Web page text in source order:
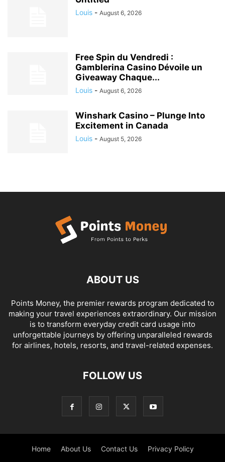
Louis - August 6, 2026
Free Spin du Vendredi :
Gamblerina Casino Dévoile un
Giveaway Chaque...
Louis - August 6, 2026
Winshark Casino – Plunge Into
Excitement in Canada
Louis - August 5, 2026
ABOUT US
Points Money, the premier rewards program dedicated to
making your travel experiences extraordinary. Our mission
is to transform everyday credit card usage into
unforgettable journeys by offering unparalleled rewards
for airlines, hotels, resorts, and travel-related expenses.
FOLLOW US
Home About Us Contact Us Privacy Policy